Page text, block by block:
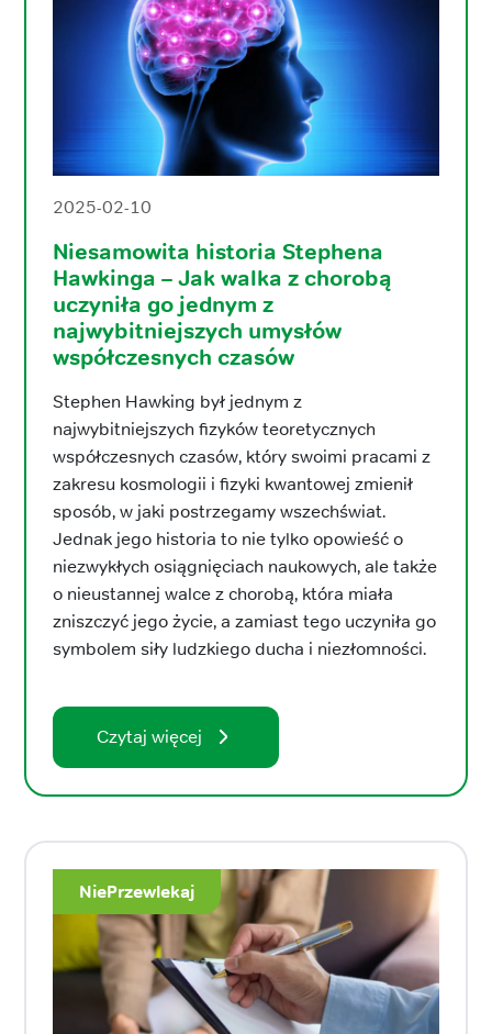
2025-02-10
Niesamowita historia Stephena
Hawkinga – Jak walka z chorobą
uczyniła go jednym z
najwybitniejszych umysłów
współczesnych czasów
Stephen Hawking był jednym z
najwybitniejszych fizyków teoretycznych
współczesnych czasów, który swoimi pracami z
zakresu kosmologii i fizyki kwantowej zmienił
sposób, w jaki postrzegamy wszechświat.
Jednak jego historia to nie tylko opowieść o
niezwykłych osiągnięciach naukowych, ale także
o nieustannej walce z chorobą, która miała
zniszczyć jego życie, a zamiast tego uczyniła go
symbolem siły ludzkiego ducha i niezłomności.
Czytaj więcej
NiePrzewlekaj